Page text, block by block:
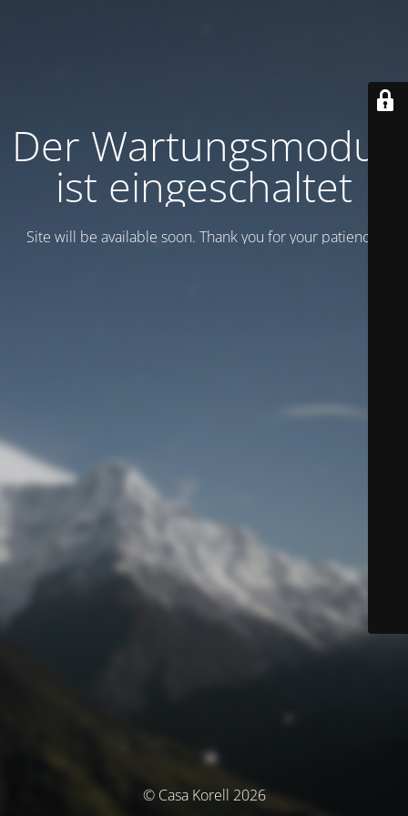
Der Wartungsmodus
ist eingeschaltet
Site will be available soon. Thank you for your patience!
© Casa Korell 2026